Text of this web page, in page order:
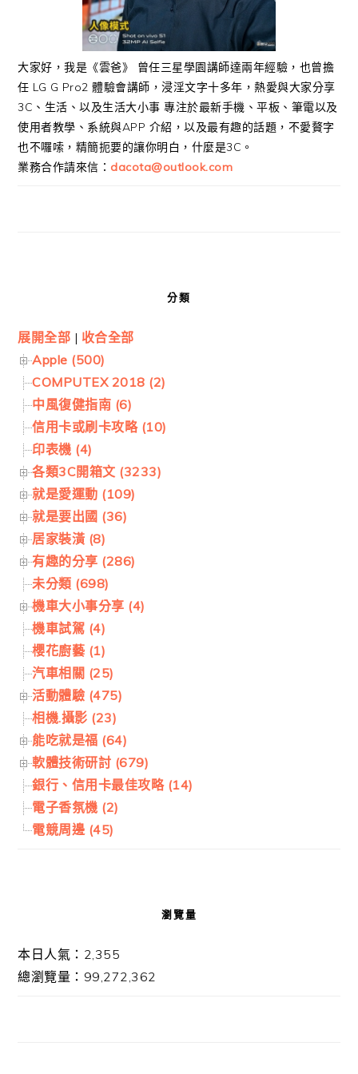
大家好，我是《雲爸》 曾任三星學園講師達兩年經驗，也曾擔
任 LG G Pro2 體驗會講師，浸淫文字十多年，熱愛與大家分享
3C、生活、以及生活大小事 專注於最新手機、平板、筆電以及
使用者教學、系統與APP 介紹，以及最有趣的話題，不愛贅字
也不囉嗦，精簡扼要的讓你明白，什麼是3C。
業務合作請來信： dacota@outlook.com
分類
展開全部 | 收合全部
Apple (500)
COMPUTEX 2018 (2)
中風復健指南 (6)
信用卡或刷卡攻略 (10)
印表機 (4)
各類3C開箱文 (3233)
就是愛運動 (109)
就是要出國 (36)
居家裝潢 (8)
有趣的分享 (286)
未分類 (698)
機車大小事分享 (4)
機車試駕 (4)
櫻花廚藝 (1)
汽車相關 (25)
活動體驗 (475)
相機.攝影 (23)
能吃就是福 (64)
軟體技術研討 (679)
銀行、信用卡最佳攻略 (14)
電子香氛機 (2)
電競周邊 (45)
瀏覽量
本日人氣：2,355
總瀏覽量：99,272,362